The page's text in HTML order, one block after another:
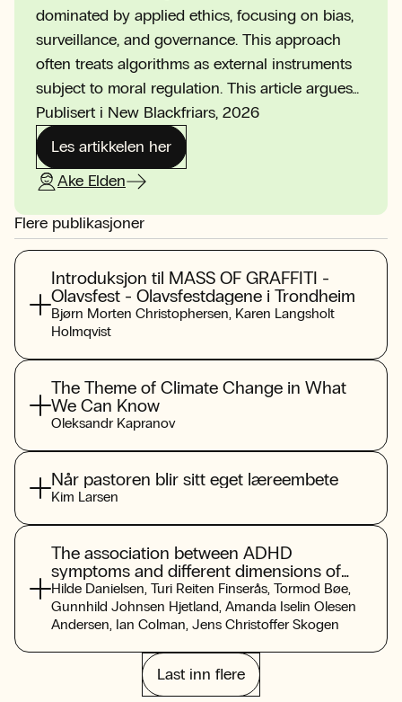
dominated by applied ethics, focusing on bias,
surveillance, and governance. This approach
often treats algorithms as external instruments
subject to moral regulation. This article argues…
Publisert i New Blackfriars, 2026
Les artikkelen her
Ake Elden
Flere publikasjoner
Introduksjon til MASS OF GRAFFITI -
Olavsfest - Olavsfestdagene i Trondheim
Bjørn Morten Christophersen, Karen Langsholt
Holmqvist
The Theme of Climate Change in What
We Can Know
Oleksandr Kapranov
Når pastoren blir sitt eget læreembete
Kim Larsen
The association between ADHD
symptoms and different dimensions of
problematic use of social media among
adolescent: results from the
“LifeOnSoMe”-study
Hilde Danielsen, Turi Reiten Finserås, Tormod Bøe,
Gunnhild Johnsen Hjetland, Amanda Iselin Olesen
Andersen, Ian Colman, Jens Christoffer Skogen
Last inn flere